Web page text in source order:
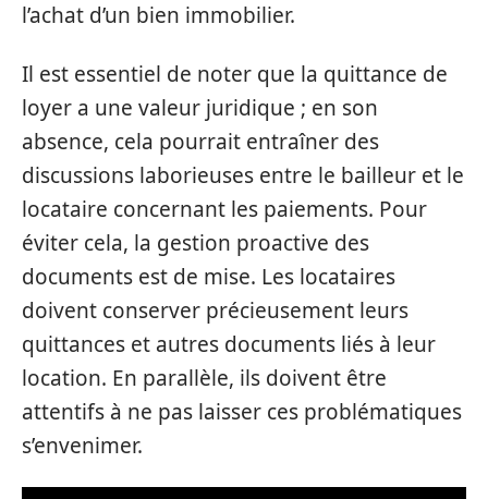
l’achat d’un bien immobilier.
Il est essentiel de noter que la quittance de
loyer a une valeur juridique ; en son
absence, cela pourrait entraîner des
discussions laborieuses entre le bailleur et le
locataire concernant les paiements. Pour
éviter cela, la gestion proactive des
documents est de mise. Les locataires
doivent conserver précieusement leurs
quittances et autres documents liés à leur
location. En parallèle, ils doivent être
attentifs à ne pas laisser ces problématiques
s’envenimer.